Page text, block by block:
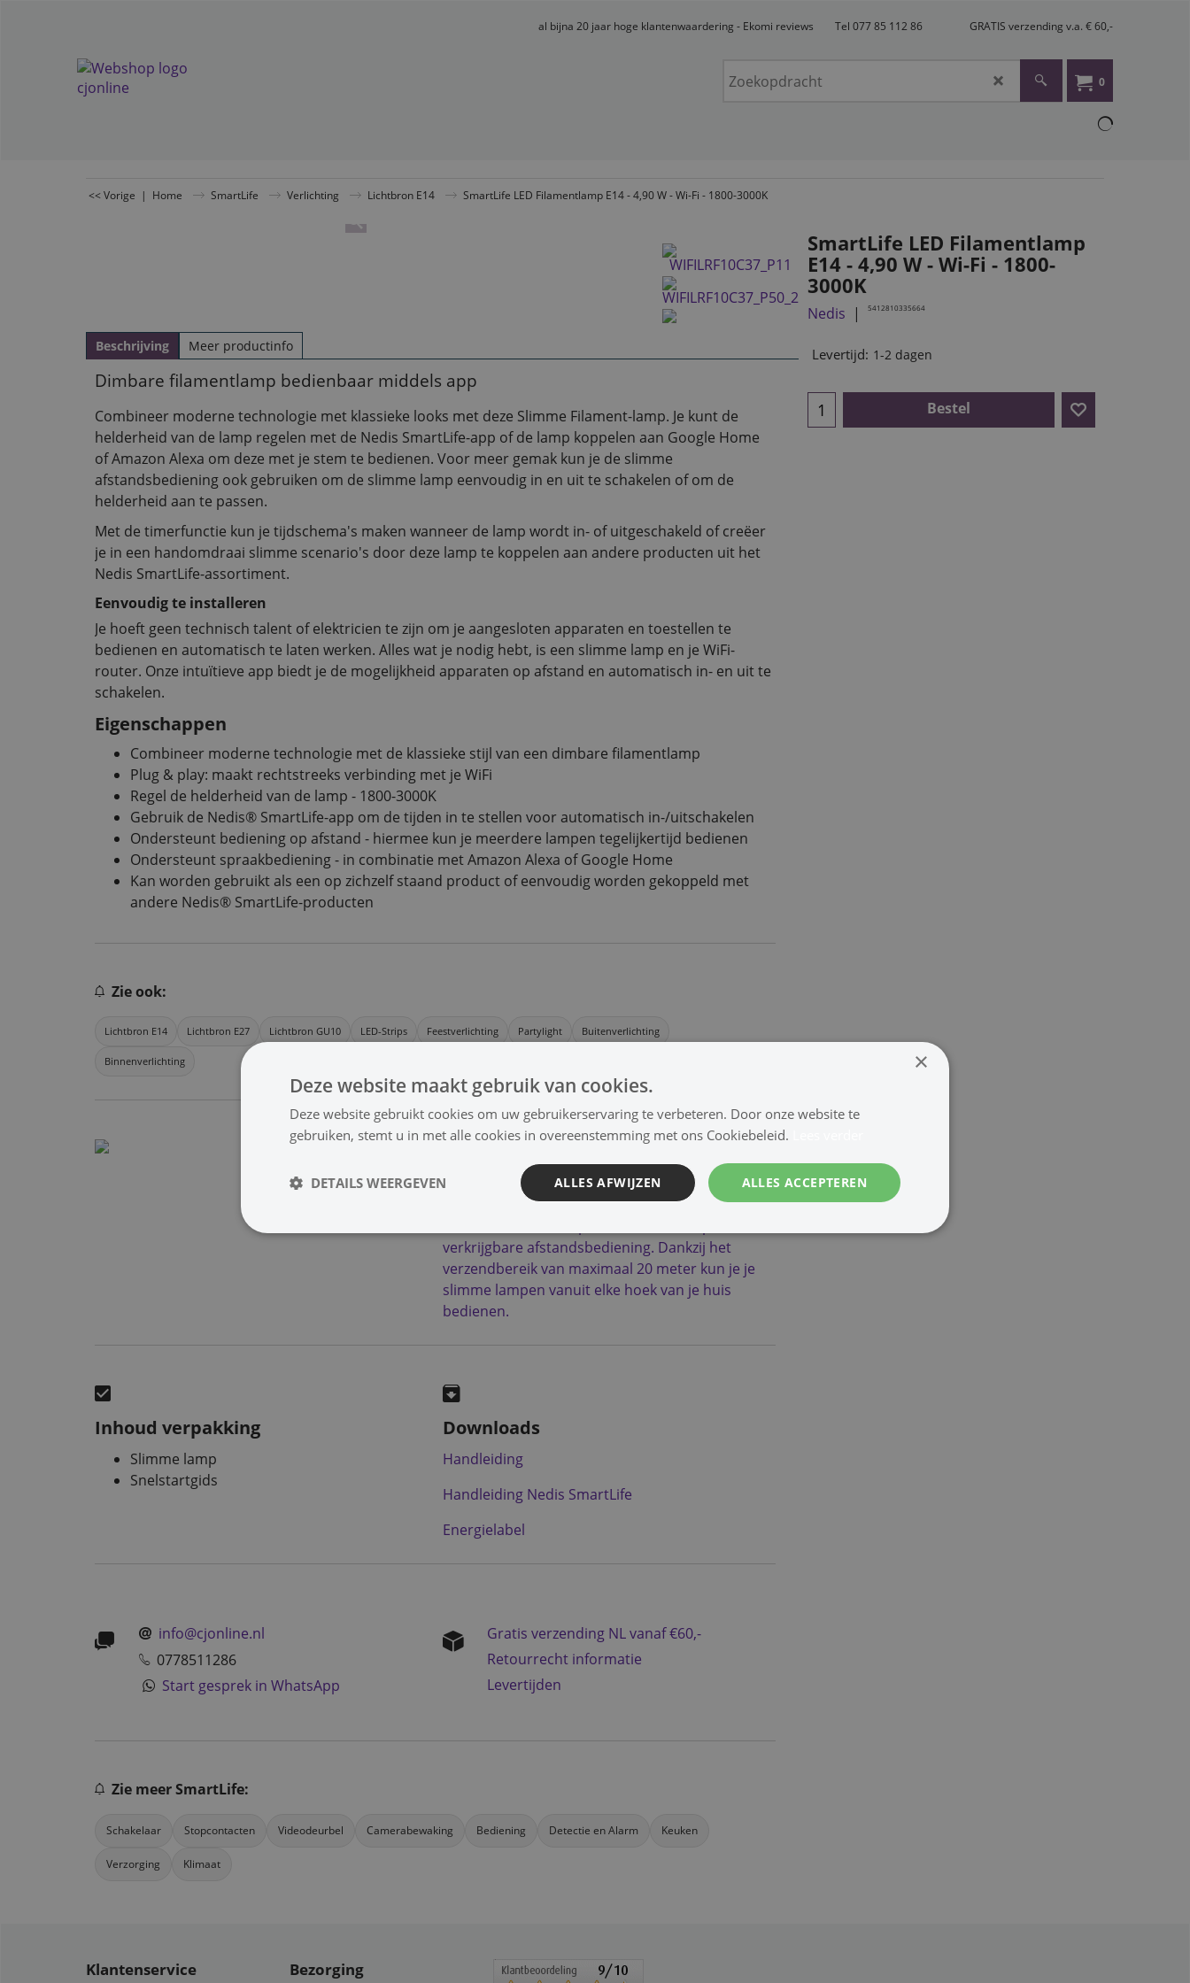
al bijna 20 jaar hoge klantenwaardering - Ekomi reviews Tel 077 85 112 86 GRATIS verzending v.a. € 60,-
0
<< Vorige | Home SmartLife Verlichting Lichtbron E14 SmartLife LED Filamentlamp E14 - 4,90 W - Wi-Fi - 1800-3000K
SmartLife LED Filamentlamp
E14 - 4,90 W - Wi-Fi - 1800-
3000K
Nedis 5412810335664
Levertijd: 1-2 dagen
Bestel
Beschrijving Meer productinfo
Dimbare filamentlamp bedienbaar middels app
Combineer moderne technologie met klassieke looks met deze Slimme Filament-lamp. Je kunt de
helderheid van de lamp regelen met de Nedis SmartLife-app of de lamp koppelen aan Google Home
of Amazon Alexa om deze met je stem te bedienen. Voor meer gemak kun je de slimme
afstandsbediening ook gebruiken om de slimme lamp eenvoudig in en uit te schakelen of om de
helderheid aan te passen.
Met de timerfunctie kun je tijdschema's maken wanneer de lamp wordt in- of uitgeschakeld of creëer
je in een handomdraai slimme scenario's door deze lamp te koppelen aan andere producten uit het
Nedis SmartLife-assortiment.
Eenvoudig te installeren
Je hoeft geen technisch talent of elektricien te zijn om je aangesloten apparaten en toestellen te
bedienen en automatisch te laten werken. Alles wat je nodig hebt, is een slimme lamp en je WiFi-
router. Onze intuïtieve app biedt je de mogelijkheid apparaten op afstand en automatisch in- en uit te
schakelen.
Eigenschappen
Combineer moderne technologie met de klassieke stijl van een dimbare filamentlamp
Plug & play: maakt rechtstreeks verbinding met je WiFi
Regel de helderheid van de lamp - 1800-3000K
Gebruik de Nedis® SmartLife-app om de tijden in te stellen voor automatisch in-/uitschakelen
Ondersteunt bediening op afstand - hiermee kun je meerdere lampen tegelijkertijd bedienen
Ondersteunt spraakbediening - in combinatie met Amazon Alexa of Google Home
Kan worden gebruikt als een op zichzelf staand product of eenvoudig worden gekoppeld met
andere Nedis® SmartLife-producten
Zie ook:
Lichtbron E14 Lichtbron E27 Lichtbron GU10 LED-Strips Feestverlichting Partylight Buitenverlichting
Binnenverlichting
Bekijk ook | SmartLife afstandsbediening
Je kunt je naast de App ook slimme lampen
eenvoudig in- of uitschakelen of de helderheid
verkrijgbare afstandsbediening. Dankzij het
verzendbereik van maximaal 20 meter kun je je
slimme lampen vanuit elke hoek van je huis
bedienen.
Inhoud verpakking
Slimme lamp
Snelstartgids
Downloads
Handleiding
Handleiding Nedis SmartLife
Energielabel
info@cjonline.nl
0778511286
Start gesprek in WhatsApp
Gratis verzending NL vanaf €60,-
Retourrecht informatie
Levertijden
Zie meer SmartLife:
Schakelaar Stopcontacten Videodeurbel Camerabewaking Bediening Detectie en Alarm Keuken
Verzorging Klimaat
Klantenservice Bezorging
×
Deze website maakt gebruik van cookies.
Deze website gebruikt cookies om uw gebruikerservaring te verbeteren. Door onze website te
gebruiken, stemt u in met alle cookies in overeenstemming met ons Cookiebeleid.
ALLES ACCEPTEREN
ALLES AFWIJZEN
DETAILS WEERGEVEN